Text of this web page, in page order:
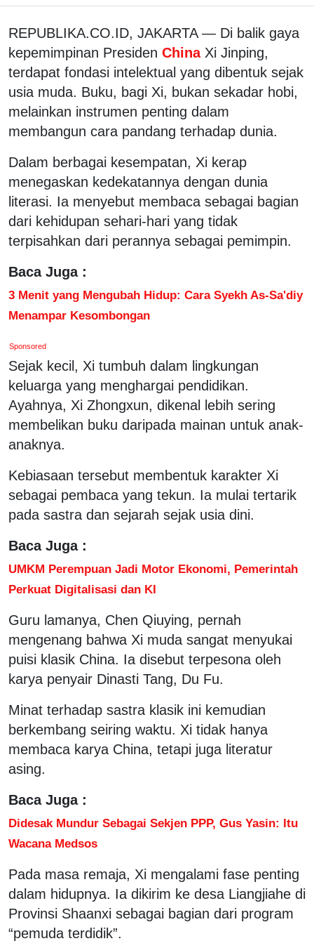
REPUBLIKA.CO.ID, JAKARTA — Di balik gaya
kepemimpinan Presiden China Xi Jinping,
terdapat fondasi intelektual yang dibentuk sejak
usia muda. Buku, bagi Xi, bukan sekadar hobi,
melainkan instrumen penting dalam
membangun cara pandang terhadap dunia.
Dalam berbagai kesempatan, Xi kerap
menegaskan kedekatannya dengan dunia
literasi. Ia menyebut membaca sebagai bagian
dari kehidupan sehari-hari yang tidak
terpisahkan dari perannya sebagai pemimpin.
Baca Juga :
3 Menit yang Mengubah Hidup: Cara Syekh As-Sa'diy
Menampar Kesombongan
Sponsored
Sejak kecil, Xi tumbuh dalam lingkungan
keluarga yang menghargai pendidikan.
Ayahnya, Xi Zhongxun, dikenal lebih sering
membelikan buku daripada mainan untuk anak-
anaknya.
Kebiasaan tersebut membentuk karakter Xi
sebagai pembaca yang tekun. Ia mulai tertarik
pada sastra dan sejarah sejak usia dini.
Baca Juga :
UMKM Perempuan Jadi Motor Ekonomi, Pemerintah
Perkuat Digitalisasi dan KI
Guru lamanya, Chen Qiuying, pernah
mengenang bahwa Xi muda sangat menyukai
puisi klasik China. Ia disebut terpesona oleh
karya penyair Dinasti Tang, Du Fu.
Minat terhadap sastra klasik ini kemudian
berkembang seiring waktu. Xi tidak hanya
membaca karya China, tetapi juga literatur
asing.
Baca Juga :
Didesak Mundur Sebagai Sekjen PPP, Gus Yasin: Itu
Wacana Medsos
Pada masa remaja, Xi mengalami fase penting
dalam hidupnya. Ia dikirim ke desa Liangjiahe di
Provinsi Shaanxi sebagai bagian dari program
“pemuda terdidik”.